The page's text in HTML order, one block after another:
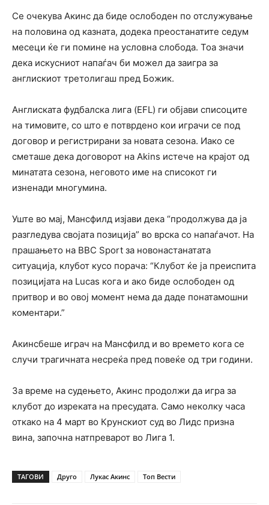
Се очекува Акинс да биде ослободен по отслужување
на половина од казната, додека преостанатите седум
месеци ќе ги помине на условна слобода. Тоа значи
дека искусниот напаѓач би можел да заигра за
англискиот третолигаш пред Божик.
Англиската фудбалска лига (EFL) ги објави списоците
на тимовите, со што е потврдено кои играчи се под
договор и регистрирани за новата сезона. Иако се
сметаше дека договорот на Akins истече на крајот од
минатата сезона, неговото име на списокот ги
изненади многумина.
Уште во мај, Мансфилд изјави дека “продолжува да ја
разгледува својата позиција” во врска со напаѓачот. На
прашањето на BBC Sport за новонастанатата
ситуација, клубот кусо порача: “Клубот ќе ја преиспита
позицијата на Lucas кога и ако биде ослободен од
притвор и во овој момент нема да даде понатамошни
коментари.”
Акинсбеше играч на Мансфилд и во времето кога се
случи трагичната несреќа пред повеќе од три години.
За време на судењето, Акинс продолжи да игра за
клубот до изреката на пресудата. Само неколку часа
откако на 4 март во Крунскиот суд во Лидс призна
вина, започна натпреварот во Лига 1.
ТАГОВИ Друго Лукас Акинс Топ Вести